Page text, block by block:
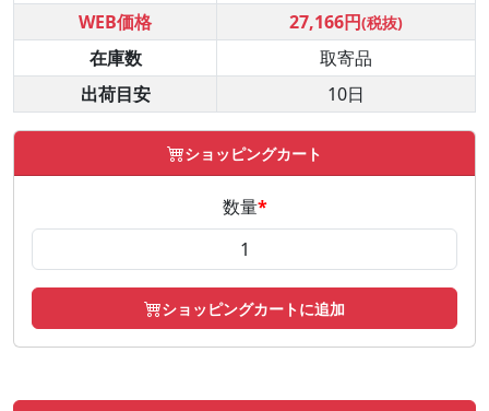
WEB価格 27,166円(税抜)
在庫数
取寄品
出荷目安
10日
ショッピングカート
数量*
ショッピングカートに追加